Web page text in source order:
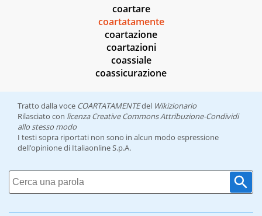
coartare
coartatamente
coartazione
coartazioni
coassiale
coassicurazione
Tratto dalla voce COARTATAMENTEdel Wikizionario
Rilasciato con licenza Creative Commons Attribuzione-Condividi
allo stesso modo
I testi sopra riportati non sono in alcun modo espressione
dell’opinione di Italiaonline S.p.A.